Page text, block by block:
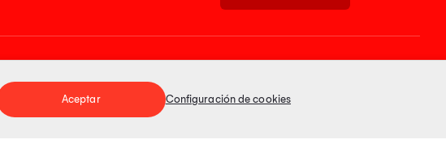
Tienda 100% Segura
Aceptar Configuración de cookies